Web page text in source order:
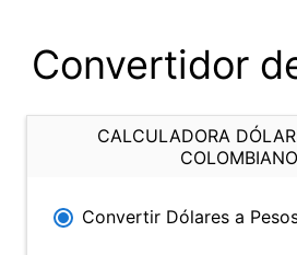
Convertidor
CALCULADORA
Convertir Dólares a